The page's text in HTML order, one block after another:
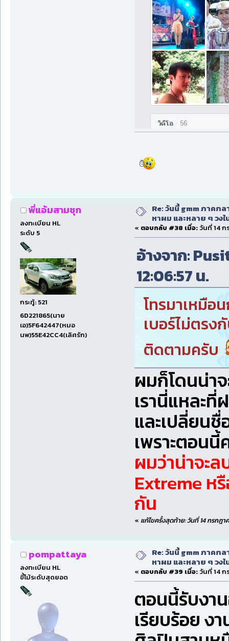
พี่แอ้มสามชุก
ลงทะเบียน HL
ระดับ 5
กระทู้: 521
6D221865(นาย
เอ)5F642447(หมอ
นพ)55E42CC4(เลิศรัก)
Re: วันนี้ gmm ภาคก
หาผม และหลาย ๆ วง
« ตอบกลับ #38 เมื่อ: วันที่ 14 ก
อ้างจาก:
12:06:57 น.
โทรมาเหมื
เบอร์ไม่ตรง
ติดตามครับ
ผมก็โดนน่า
เรานี่แหละที่
และเปลี่ยนชื่
เพราะตอนนี้
ผมว่าน่าจะ
Extreme ห
กัน
« แก้ไขครั้งสุดท้าย: วันที่ 14 กรกฎา
pompattaya
ลงทะเบียน HL
ขี้โม้ระดับสุดยอด
Re: วันนี้ gmm ภาคก
หาผม และหลาย ๆ วง
« ตอบกลับ #39 เมื่อ: วันที่ 14 ก
ตอนนี้รับงา
เรียบร้อย ง